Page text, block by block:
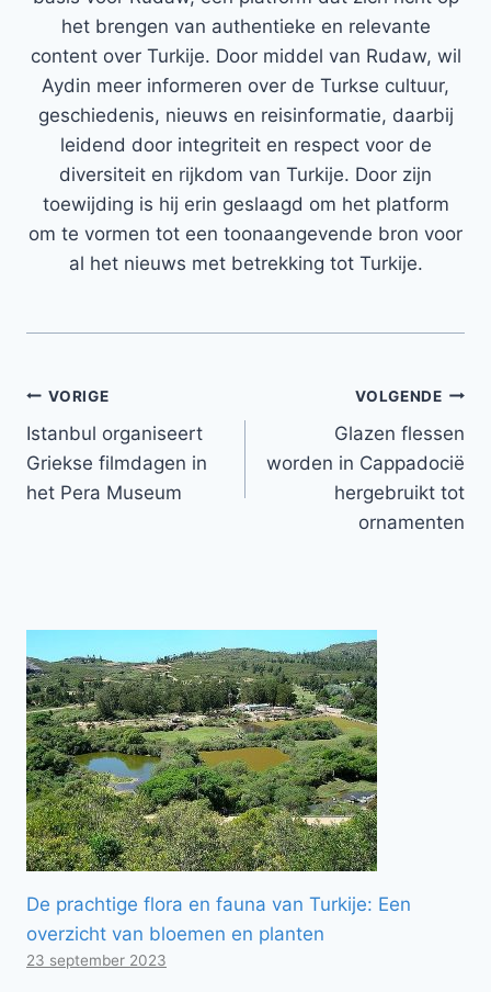
het brengen van authentieke en relevante
content over Turkije. Door middel van Rudaw, wil
Aydin meer informeren over de Turkse cultuur,
geschiedenis, nieuws en reisinformatie, daarbij
leidend door integriteit en respect voor de
diversiteit en rijkdom van Turkije. Door zijn
toewijding is hij erin geslaagd om het platform
om te vormen tot een toonaangevende bron voor
al het nieuws met betrekking tot Turkije.
Bericht
navigatie
VORIGE
Istanbul organiseert
Griekse filmdagen in
het Pera Museum
VOLGENDE
Glazen flessen
worden in Cappadocië
hergebruikt tot
ornamenten
De prachtige flora en fauna van Turkije: Een
overzicht van bloemen en planten
23 september 2023